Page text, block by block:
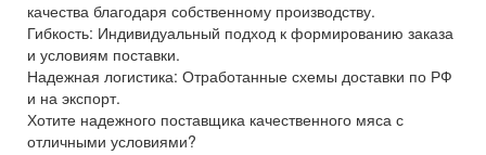
качества благодаря собственному производству.
Гибкость: Индивидуальный подход к формированию заказа
и условиям поставки.
Надежная логистика: Отработанные схемы доставки по РФ
и на экспорт.
Хотите надежного поставщика качественного мяса с
отличными условиями?